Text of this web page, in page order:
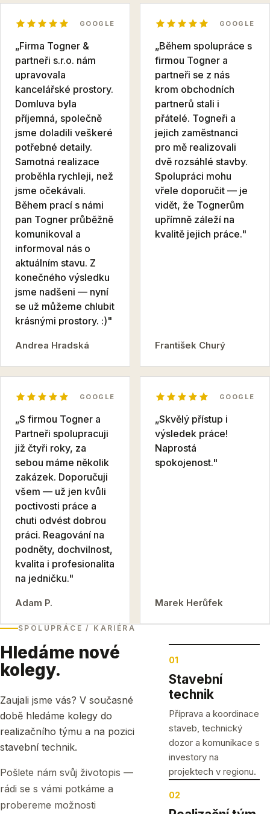
GOOGLE
„Firma Togner &
partneři s.r.o. nám
upravovala
kancelářské prostory.
Domluva byla
příjemná, společně
jsme doladili veškeré
potřebné detaily.
Samotná realizace
proběhla rychleji, než
jsme očekávali.
Během prací s námi
pan Togner průběžně
komunikoval a
informoval nás o
aktuálním stavu. Z
konečného výsledku
jsme nadšeni — nyní
se už můžeme chlubit
krásnými prostory. :)"
Andrea Hradská
GOOGLE
„Během spolupráce s
firmou Togner a
partneři se z nás
krom obchodních
partnerů stali i
přátelé. Togneři a
jejich zaměstnanci
pro mě realizovali
dvě rozsáhlé stavby.
Spolupráci mohu
vřele doporučit — je
vidět, že Tognerům
upřímně záleží na
kvalitě jejich práce."
František Churý
GOOGLE
„S firmou Togner a
Partneři spolupracuji
již čtyři roky, za
sebou máme několik
zakázek. Doporučuji
všem — už jen kvůli
poctivosti práce a
chuti odvést dobrou
práci. Reagování na
podněty, dochvilnost,
kvalita i profesionalita
na jedničku."
Adam P.
GOOGLE
„Skvělý přístup i
výsledek práce!
Naprostá
spokojenost."
Marek Herůfek
SPOLUPRÁCE / KARIÉRA
Hledáme nové
kolegy.
Zaujali jsme vás? V současné
době hledáme kolegy do
realizačního týmu a na pozici
stavební technik.
Pošlete nám svůj životopis —
rádi se s vámi potkáme a
probereme možnosti
01
Stavební
technik
Příprava a koordinace
staveb, technický
dozor a komunikace s
investory na
projektech v regionu.
02